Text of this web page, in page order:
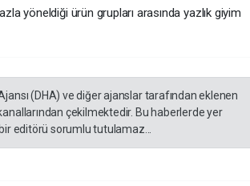
yöneldiği ürün grupları arasında yazlık giyim
(DHA) ve diğer ajanslar tarafından eklenen
çekilmektedir. Bu haberlerde yer
editörü sorumlu tutulamaz...